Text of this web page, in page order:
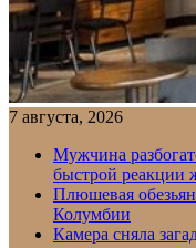
7 августа, 2026
Мужчина
быстрой реакции
Плюшевая
Колумбии
Камера сняла